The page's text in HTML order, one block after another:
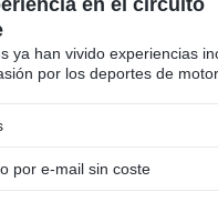
en el circuito
ya han vivido experiencias
por los deportes de
por e-mail sin coste